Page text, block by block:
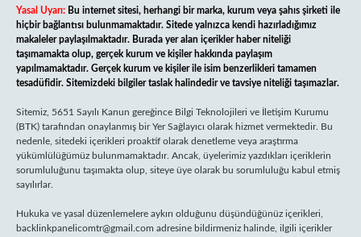
Yasal Uyarı: Bu internet sitesi, herhangi bir marka, kurum veya şahıs şirketi ile
hiçbir bağlantısı bulunmamaktadır. Sitede yalnızca kendi hazırladığımız
makaleler paylaşılmaktadır. Burada yer alan içerikler haber niteliği
taşımamakta olup, gerçek kurum ve kişiler hakkında paylaşım
yapılmamaktadır. Gerçek kurum ve kişiler ile isim benzerlikleri tamamen
tesadüfidir. Sitemizdeki bilgiler taslak halindedir ve tavsiye niteliği taşımazlar.
Sitemiz, 5651 Sayılı Kanun gereğince Bilgi Teknolojileri ve İletişim Kurumu
(BTK) tarafından onaylanmış bir Yer Sağlayıcı olarak hizmet vermektedir. Bu
nedenle, sitedeki içerikleri proaktif olarak denetleme veya araştırma
yükümlülüğümüz bulunmamaktadır. Ancak, üyelerimiz yazdıkları içeriklerin
sorumluluğunu taşımakta olup, siteye üye olarak bu sorumluluğu kabul etmiş
sayılırlar.
Hukuka ve yasal düzenlemelere aykırı olduğunu düşündüğünüz içerikleri,
backlinkpanelicomtr@gmail.com adresine bildirmeniz halinde, ilgili içerikler